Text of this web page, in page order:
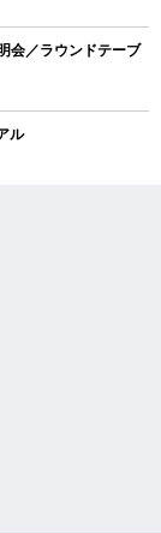
会／ラウンドテーブ
ル